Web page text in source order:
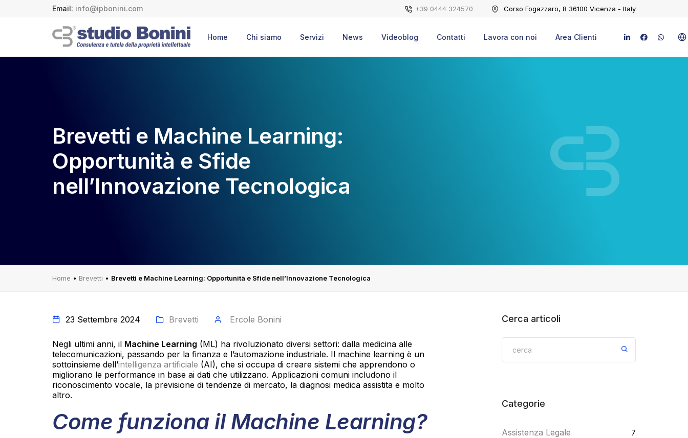
Email: info@ipbonini.com +39 0444 324570 Corso Fogazzaro, 8 36100 Vicenza - Italy
Home Chi siamo Servizi News Videoblog Contatti Lavora con noi Area Clienti
Brevetti e Machine Learning:
Opportunità e Sfide
nell’Innovazione Tecnologica
Home • Brevetti • Brevetti e Machine Learning: Opportunità e Sfide nell’Innovazione Tecnologica
23 Settembre 2024 Brevetti Ercole Bonini
Negli ultimi anni, il Machine Learning (ML) ha rivoluzionato diversi settori: dalla medicina alle
telecomunicazioni, passando per la finanza e l’automazione industriale. Il machine learning è un
sottoinsieme dell’intelligenza artificiale (AI), che si occupa di creare sistemi che apprendono o
migliorano le performance in base ai dati che utilizzano. Applicazioni comuni includono il
riconoscimento vocale, la previsione di tendenze di mercato, la diagnosi medica assistita e molto
altro.
Come funziona il Machine Learning?
Cerca articoli
Categorie
Assistenza Legale 7